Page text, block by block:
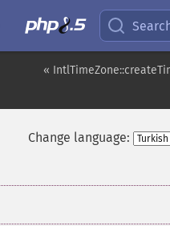
«
Change language: